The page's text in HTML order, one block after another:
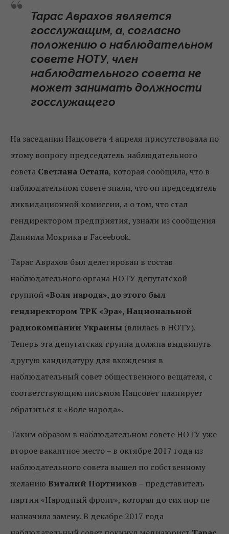
Тарас Аврахов является
госслужащим, а, согласно
положению о наблюдательном
совете НОТУ, член
наблюдательного совета не
может занимать должности
госслужащего
На заседании Нацсовета 4 апреля присутствовала по
этому вопросу председатель наблюдательного
совета Светлана Остапа, которая сообщила, что в
наблюдательном совете знали, что он председатель
ликвидационной комиссии, а о том, что стал
гендиректором предприятия, узнали из сообщения
Даниила Мокрика в Faceebook.
Тарас Аврахов был делегирован в состав
наблюдательного органа НОТУ депутатской
группой «Воля народа», до этого был
гендиректором ТРК «Эра», Национальной
радиокомпании Украины (влилась в НОТУ).
Теперь эта депутатская группа должна выдвинуть
другую кандидатуру для вхождения в
наблюдательный совет общественного вещателя, с
соответствующим письмом Нацсовет планирует
обратиться к «Воле народа».
Таким образом в наблюдательном совете НОТУ уже
второе вакантное место – в октябре 2017 года из
наблюдательного совета вышел по собственному
желанию Виталий Портников – представитель
партии «Народный фронт», которая до сих пор не
назначила замену. В декабре 2017 года